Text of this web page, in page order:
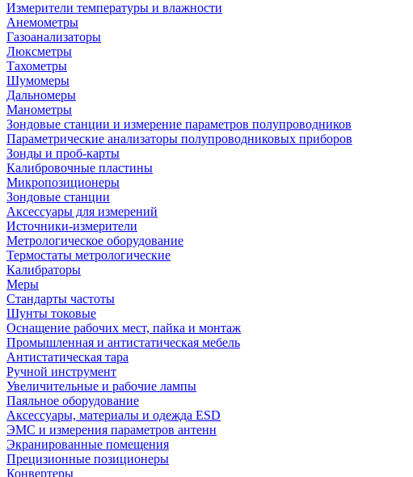
Измерители температуры и влажности
Анемометры
Газоанализаторы
Люксметры
Тахометры
Шумомеры
Дальномеры
Манометры
Зондовые станции и измерение параметров полупроводников
Параметрические анализаторы полупроводниковых приборов
Зонды и проб-карты
Калибровочные пластины
Микропозиционеры
Зондовые станции
Аксессуары для измерений
Источники-измерители
Метрологическое оборудование
Термостаты метрологические
Калибраторы
Меры
Стандарты частоты
Шунты токовые
Оснащение рабочих мест, пайка и монтаж
Промышленная и антистатическая мебель
Антистатическая тара
Ручной инструмент
Увеличительные и рабочие лампы
Паяльное оборудование
Аксессуары, материалы и одежда ESD
ЭМС и измерения параметров антенн
Экранированные помещения
Прецизионные позиционеры
Конвертеры